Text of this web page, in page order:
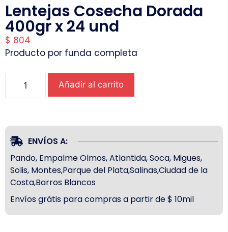
Lentejas Cosecha Dorada
400gr x 24 und
$ 804
Producto por funda completa
Añadir al carrito
ENVÍOS A:
Pando, Empalme Olmos, Atlantida, Soca, Migues,
Solis, Montes,Parque del Plata,Salinas,Ciudad de la
Costa,Barros Blancos
Envíos grátis para compras a partir de $ 10mil